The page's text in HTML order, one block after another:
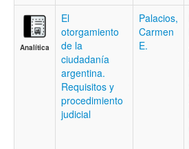
Analítica
El
otorgamiento
de la
ciudadanía
argentina.
Requisitos y
procedimiento
judicial
Palacios,
Carmen
E.